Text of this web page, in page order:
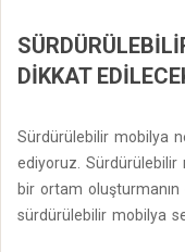
DIKKAT
Sürdürülebilir mobilya
ediyoruz. Sürdürülebilir
bir ortam oluşturmanın
sürdürülebilir mobilya